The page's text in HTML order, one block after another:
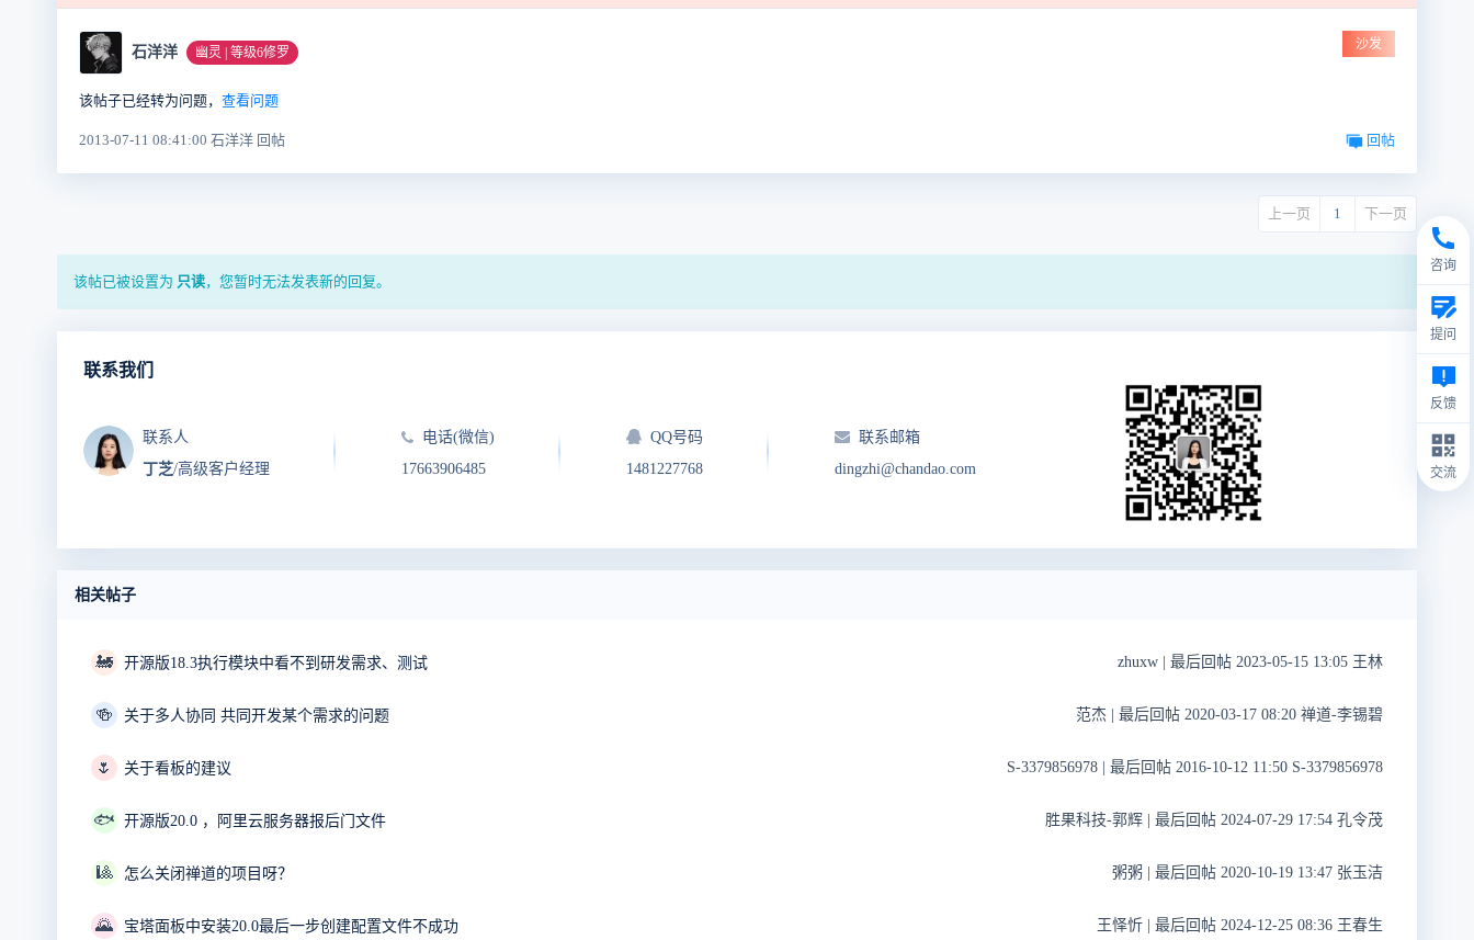
石洋洋 幽灵 | 等级6修罗
沙发
该帖子已经转为问题， 查看问题
2013-07-11 08:41:00 石洋洋 回帖 回帖
上一页 1 下一页
该帖已被设置为 只读，您暂时无法发表新的回复。
联系我们
联系人
丁芝/高级客户经理
电话(微信)
17663906485
QQ号码
1481227768
联系邮箱
dingzhi@chandao.com
相关帖子
🚂 开源版18.3执行模块中看不到研发需求、测试 zhuxw 最后回帖 2023-05-15 13:05 王林
🍻 关于多人协同 共同开发某个需求的问题 范杰 最后回帖 2020-03-17 08:20 禅道-李锡碧
🌷 关于看板的建议 S-3379856978 最后回帖 2016-10-12 11:50 S-3379856978
🐟 开源版20.0 ，阿里云服务器报后门文件 胜果科技-郭辉 最后回帖 2024-07-29 17:54 孔令茂
🎱 怎么关闭禅道的项目呀？ 粥粥 最后回帖 2020-10-19 13:47 张玉洁
🌄 宝塔面板中安装20.0最后一步创建配置文件不成功 王怿忻 最后回帖 2024-12-25 08:36 王春生
咨询
提问
反馈
交流